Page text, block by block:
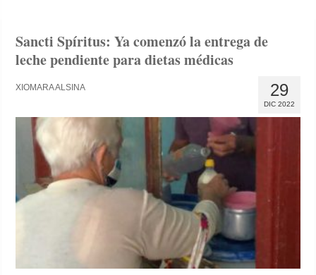
Sancti Spíritus: Ya comenzó la entrega de
leche pendiente para dietas médicas
29
DIC 2022
XIOMARA ALSINA